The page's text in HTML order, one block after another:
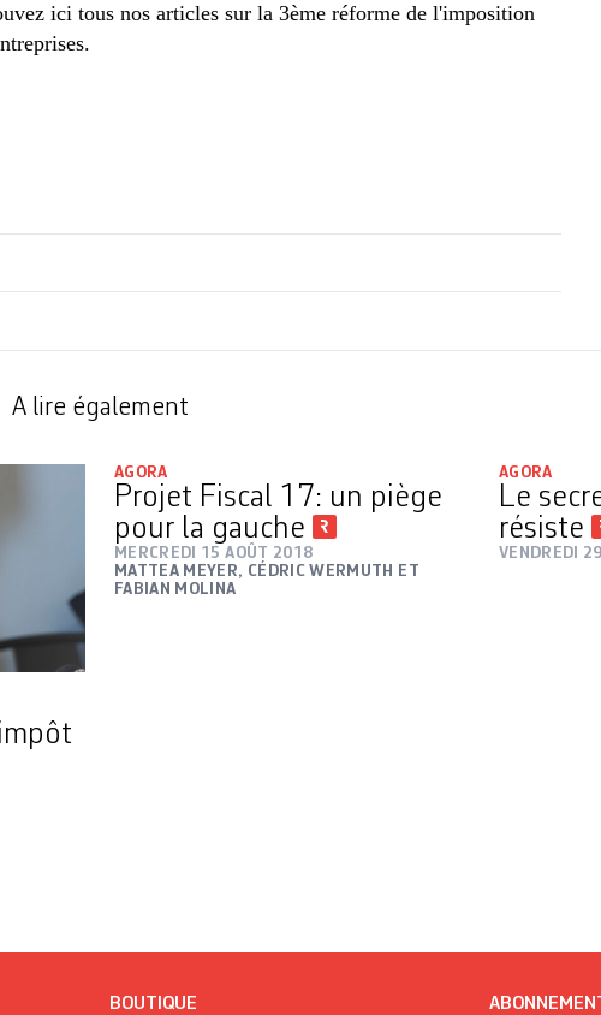
ici tous nos articles sur la 3ème réforme de l'imposition
A lire également
AGORA
Projet Fiscal 17: un piège
pour la gauche
MERCREDI 15 AOÛT 2018
MATTEA MEYER, CÉDRIC WERMUTH ET
FABIAN MOLINA
AGORA
Le
résiste
VENDREDI
BOUTIQUE